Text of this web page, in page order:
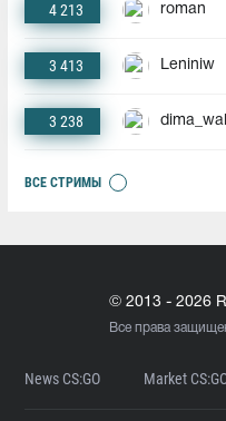
4 213 roman
3 413 Leniniw
3 238
ВСЕ СТРИМЫ
© 2013 - 2026
Все права
News CS:GO Market